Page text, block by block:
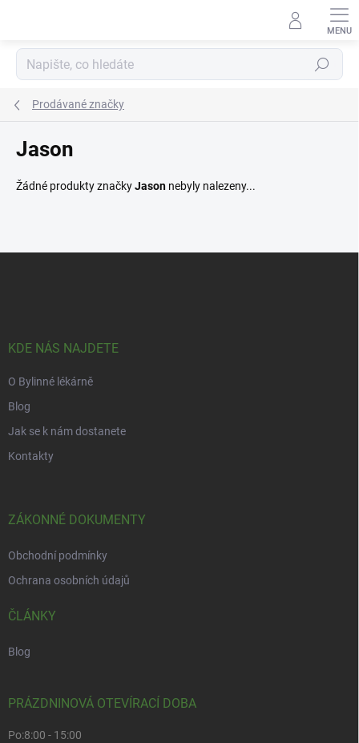
Hledat
Prodávané značky
Jason
Žádné produkty značkyJason nebyly nalezeny...
KDE NÁS NAJDETE
O Bylinné lékárně
Blog
Jak se k nám dostanete
Kontakty
ZÁKONNÉ DOKUMENTY
Obchodní podmínky
Ochrana osobních údajů
ČLÁNKY
Blog
PRÁZDNINOVÁ OTEVÍRACÍ DOBA
Po:8:00 - 15:00